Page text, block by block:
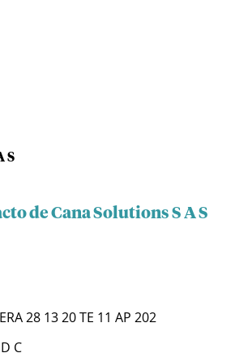
S
de Cana Solutions S A S
28 13 20 TE 11 AP 202
C